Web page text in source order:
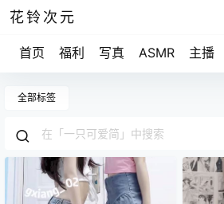
花铃次元
首页 福利 写真 ASMR 主播
全部标签